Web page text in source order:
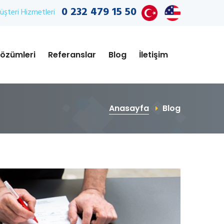
Hizmetleri 0 232 479 15 50
Referanslar Blog İletişim
Anasayfa Blog